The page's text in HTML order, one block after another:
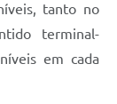
tanto no
terminal-
em cada